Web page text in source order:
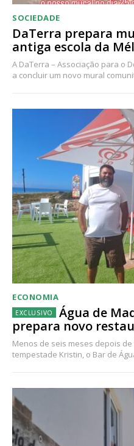
SOCIEDADE
DaTerra prepara
antiga escola da
A DaTerra – Associação para o
a concluir um novo mural
ECONOMIA
Água de
prepara novo
Menos de seis meses depois
tempestade Kristin, o Bar de